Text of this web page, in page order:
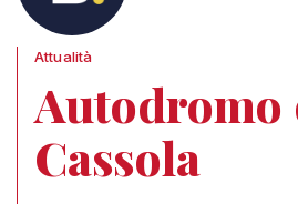
Attualità
Autodromo
Cassola